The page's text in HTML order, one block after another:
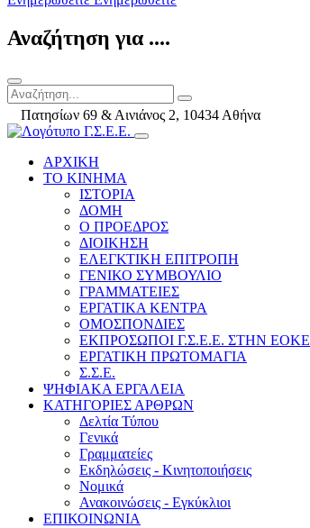
Αναζήτηση για ....
Πατησίων 69 & Αινιάνος 2, 10434 Αθήνα
ΑΡΧΙΚΗ
ΤΟ ΚΙΝΗΜΑ
ΙΣΤΟΡΙΑ
ΔΟΜΗ
Ο ΠΡΟΕΔΡΟΣ
ΔΙΟΙΚΗΣΗ
ΕΛΕΓΚΤΙΚΗ ΕΠΙΤΡΟΠΗ
ΓΕΝΙΚΟ ΣΥΜΒΟΥΛΙΟ
ΓΡΑΜΜΑΤΕΙΕΣ
ΕΡΓΑΤΙΚΑ ΚΕΝΤΡΑ
ΟΜΟΣΠΟΝΔΙΕΣ
ΕΚΠΡΟΣΩΠΟΙ Γ.Σ.Ε.Ε. ΣΤΗΝ ΕΟΚΕ
ΕΡΓΑΤΙΚΗ ΠΡΩΤΟΜΑΓΙΑ
Σ.Σ.Ε.
ΨΗΦΙΑΚΑ ΕΡΓΑΛΕΙΑ
ΚΑΤΗΓΟΡΙΕΣ ΑΡΘΡΩΝ
Δελτία Τύπου
Γενικά
Γραμματείες
Εκδηλώσεις - Κινητοποιήσεις
Νομικά
Ανακοινώσεις - Εγκύκλιοι
ΕΠΙΚΟΙΝΩΝΙΑ